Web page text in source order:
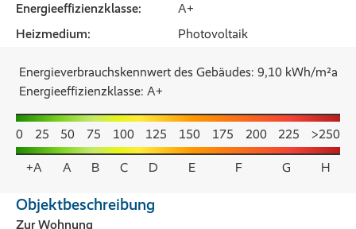
Energieeffizienzklasse:
A+
Heizmedium:
Photovoltaik
Energieverbrauchskennwert des Gebäudes: 9,10 kWh/m²a
Energieeffizienzklasse: A+
0 25 50 75 100 125 150 175 200 225 >250
+A A B C D E F G H
Objektbeschreibung
Zur Wohnung